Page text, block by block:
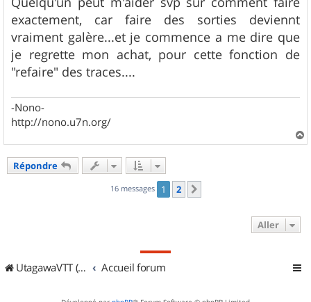
exactement, car faire des sorties deviennt
vraiment galère...et je commence a me dire que
je regrette mon achat, pour cette fonction de
"refaire" des traces....
-Nono-
http://nono.u7n.org/
a
Répondre
16 messages 1 2
Aller
UtagawaVTT (Randos VTT et VTTAE avec traces GPS) Accueil forum